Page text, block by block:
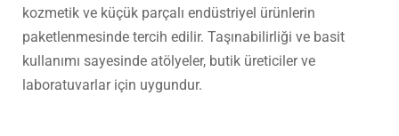
kozmetik ve küçük parçalı endüstriyel ürünlerin
paketlenmesinde tercih edilir. Taşınabilirliği ve basit
kullanımı sayesinde atölyeler, butik üreticiler ve
laboratuvarlar için uygundur.